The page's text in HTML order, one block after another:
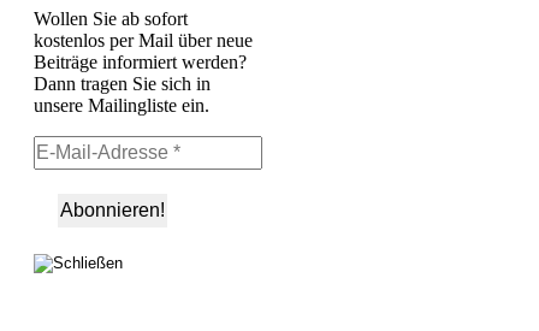
Wollen Sie ab sofort
kostenlos per Mail über neue
Beiträge informiert werden?
Dann tragen Sie sich in
unsere Mailingliste ein.